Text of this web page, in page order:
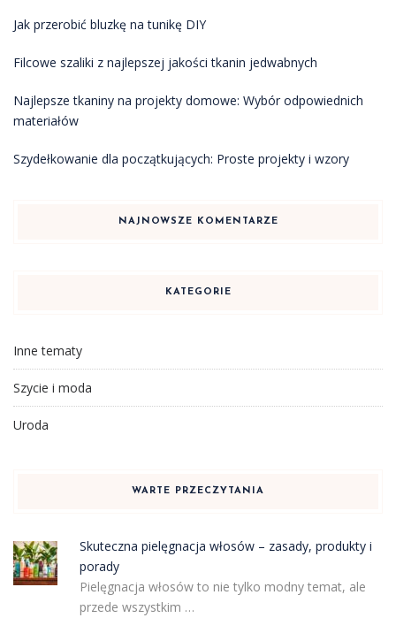
Jak przerobić bluzkę na tunikę DIY
Filcowe szaliki z najlepszej jakości tkanin jedwabnych
Najlepsze tkaniny na projekty domowe: Wybór odpowiednich
materiałów
Szydełkowanie dla początkujących: Proste projekty i wzory
NAJNOWSZE KOMENTARZE
KATEGORIE
Inne tematy
Szycie i moda
Uroda
WARTE PRZECZYTANIA
Skuteczna pielęgnacja włosów – zasady, produkty i
porady
Pielęgnacja włosów to nie tylko modny temat, ale
przede wszystkim …